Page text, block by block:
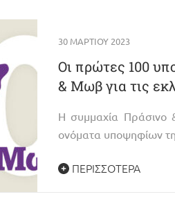
30 ΜΑΡΤΊΟΥ 2023
Οι πρώτες 100
& Μωβ για τις
Η συμμαχία
ονόματα υποψηφίων
ΠΕΡΙΣΣΌΤΕΡΑ